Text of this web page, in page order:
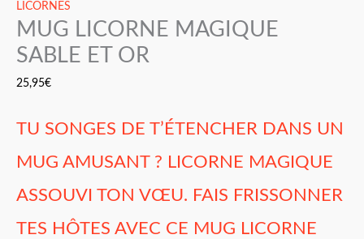
LICORNES
MUG LICORNE MAGIQUE
SABLE ET OR
25,95€
TU SONGES DE T’ÉTENCHER DANS UN
MUG AMUSANT ? LICORNE MAGIQUE
ASSOUVI TON VŒU. FAIS FRISSONNER
TES HÔTES AVEC CE MUG LICORNE